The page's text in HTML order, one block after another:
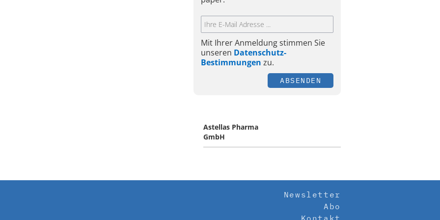
Mit Ihrer Anmeldung stimmen Sie
unseren Datenschutz-
Bestimmungen zu.
ABSENDEN
Astellas Pharma
GmbH
Newsletter
Abo